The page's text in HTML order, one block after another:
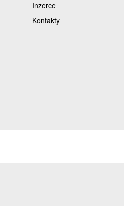
Inzerce
Kontakty